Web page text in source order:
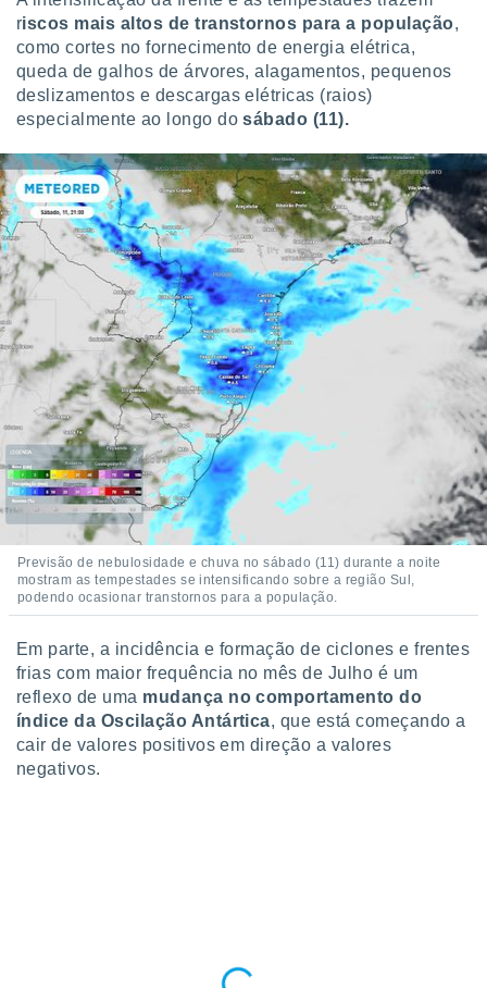
utilizar
criar
medir
da
medir o
dos
os
de
ou
de dados
fontes,
e melhorar
dados
através
estudos
e
de
riscos mais altos de transtornos para a população,
como cortes no fornecimento de energia elétrica,
queda de galhos de árvores, alagamentos, pequenos
deslizamentos e descargas elétricas (raios)
especialmente ao longo do sábado (11).
Previsão de nebulosidade e chuva no sábado (11) durante a noite
mostram as tempestades se intensificando sobre a região Sul,
podendo ocasionar transtornos para a população.
Em parte, a incidência e formação de ciclones e frentes
frias com maior frequência no mês de Julho é um
reflexo de uma mudança no comportamento do
índice da Oscilação Antártica, que está começando a
cair de valores positivos em direção a valores
negativos.